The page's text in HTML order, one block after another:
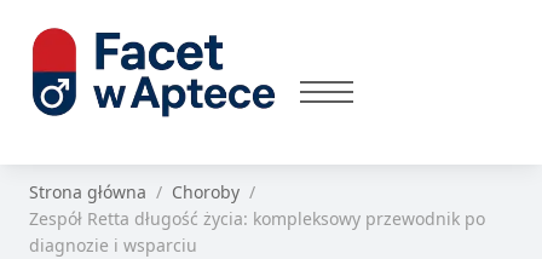
Strona główna
Choroby
Zespół Retta długość życia: kompleksowy przewodnik po
diagnozie i wsparciu